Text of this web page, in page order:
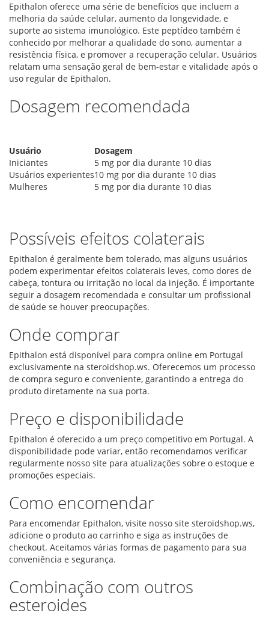
Epithalon oferece uma série de benefícios que incluem a
melhoria da saúde celular, aumento da longevidade, e
suporte ao sistema imunológico. Este peptídeo também é
conhecido por melhorar a qualidade do sono, aumentar a
resistência física, e promover a recuperação celular. Usuários
relatam uma sensação geral de bem-estar e vitalidade após o
uso regular de Epithalon.
Dosagem recomendada
Usuário
Dosagem
Iniciantes
5 mg por dia durante 10 dias
Usuários experientes10 mg por dia durante 10 dias
Mulheres
5 mg por dia durante 10 dias
Possíveis efeitos colaterais
Epithalon é geralmente bem tolerado, mas alguns usuários
podem experimentar efeitos colaterais leves, como dores de
cabeça, tontura ou irritação no local da injeção. É importante
seguir a dosagem recomendada e consultar um profissional
de saúde se houver preocupações.
Onde comprar
Epithalon está disponível para compra online em Portugal
exclusivamente na steroidshop.ws. Oferecemos um processo
de compra seguro e conveniente, garantindo a entrega do
produto diretamente na sua porta.
Preço e disponibilidade
Epithalon é oferecido a um preço competitivo em Portugal. A
disponibilidade pode variar, então recomendamos verificar
regularmente nosso site para atualizações sobre o estoque e
promoções especiais.
Como encomendar
Para encomendar Epithalon, visite nosso site steroidshop.ws,
adicione o produto ao carrinho e siga as instruções de
checkout. Aceitamos várias formas de pagamento para sua
conveniência e segurança.
Combinação com outros
esteroides